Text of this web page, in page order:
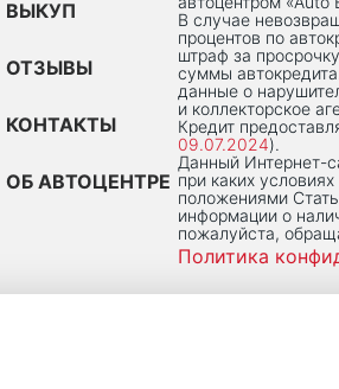
ВЫКУП
ОТЗЫВЫ
КОНТАКТЫ
ОБ АВТОЦЕНТРЕ
В случае
процентов по
штраф за
суммы
данные о
и коллекторское
Кредит
09.07.2024).
Данный Интернет-
при каких
положениями
информации о
пожалуйста,
Политика